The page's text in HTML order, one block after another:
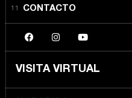
CONTACTO
VISITA VIRTUAL